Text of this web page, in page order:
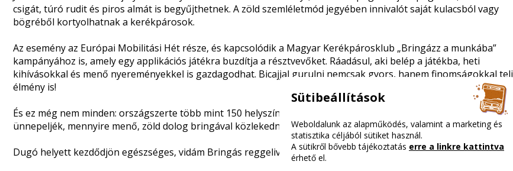
csigát, túró rudit és piros almát is begyűjthetnek. A zöld szemléletmód jegyében innivalót saját kulacsból vagy
bögréből kortyolhatnak a kerékpárosok.
Az esemény az Európai Mobilitási Hét része, és kapcsolódik a Magyar Kerékpárosklub „Bringázz a munkába”
kampányához is, amely egy applikációs játékra buzdítja a résztvevőket. Ráadásul, aki belép a játékba, heti
kihívásokkal és menő nyereményekkel is gazdagodhat. Bicajjal gurulni nemcsak gyors, hanem finomságokkal teli
élmény is!
És ez még nem minden: országszerte több mint 150 helyszínen, több tízezer biciklis gyűlik össze, hogy közösen
ünnepeljék, mennyire menő, zöld dolog bringával közlekedni.
Dugó helyett kezdődjön egészséges, vidám Bringás reggelivel a nap az Erzsébet téren!
Sütibeállítások
Weboldalunk az alapműködés, valamint a marketing és
statisztika céljából sütiket használ.
A sütikről bővebb tájékoztatás erre a linkre kattintva
érhető el.